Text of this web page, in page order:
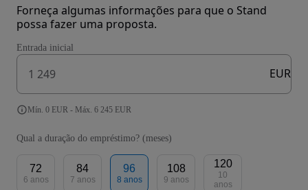
Forneça algumas informações para que o Stand
possa fazer uma proposta.
Entrada inicial
EUR
Mín. 0 EUR - Máx. 6 245 EUR
Qual a duração do empréstimo? (meses)
72
6 anos
84
7 anos
96
8 anos
108
9 anos
120
10
anos